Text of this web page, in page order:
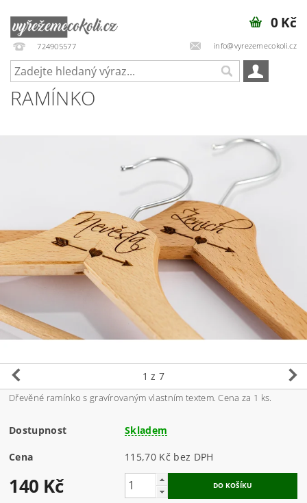
724905577 info@vyrezemecokoli.cz
0 Kč
RAMÍNKO
1 z 7
Dřevěné ramínko s gravírovaným vlastním textem. Cena za 1 ks.
Dostupnost Skladem
Cena 115,70 Kč bez DPH
140 Kč